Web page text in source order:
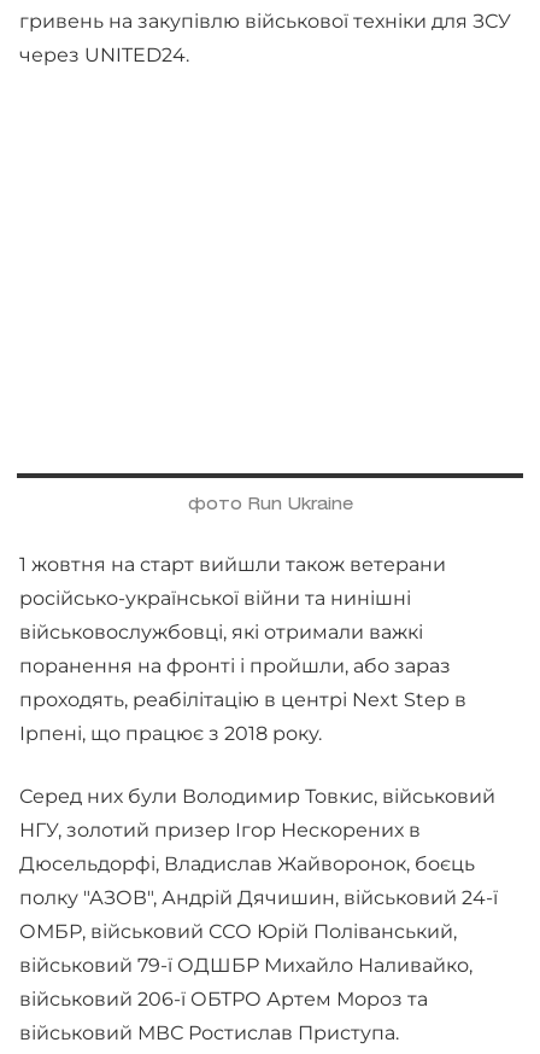
гривень на закупівлю військової техніки для ЗСУ
через UNITED24.
фото Run Ukraine
1 жовтня на старт вийшли також ветерани
російсько-української війни та нинішні
військовослужбовці, які отримали важкі
поранення на фронті і пройшли, або зараз
проходять, реабілітацію в центрі Next Step в
Ірпені, що працює з 2018 року.
Серед них були Володимир Товкис, військовий
НГУ, золотий призер Ігор Нескорених в
Дюсельдорфі, Владислав Жайворонок, боєць
полку "АЗОВ", Андрій Дячишин, військовий 24-ї
ОМБР, військовий ССО Юрій Поліванський,
військовий 79-ї ОДШБР Михайло Наливайко,
військовий 206-ї ОБТРО Артем Мороз та
військовий МВС Ростислав Приступа.